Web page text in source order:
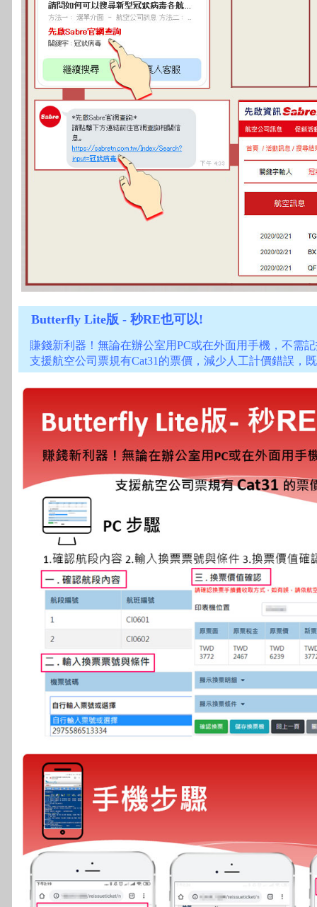
Butterfly Lite版 - 秒RE也可以!
賺錢新利器！無論在辦公室用PC或在外面用手機，不需
支援航空公司票規有Cat31的票價，減少人工計價錯誤，